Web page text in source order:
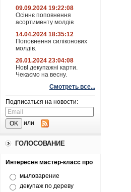
09.09.2024 19:22:08
Осіннє поповнення
асортименту молдів
14.04.2024 18:35:12
Поповнення силіконових
молдів.
26.01.2024 23:04:08
НовІ декупажні карти.
Чекаємо на весну.
Смотреть все...
Подписаться на новости:
или
ГОЛОСОВАНИЕ
Интересен мастер-класс про
мыловарение
декупаж по дереву